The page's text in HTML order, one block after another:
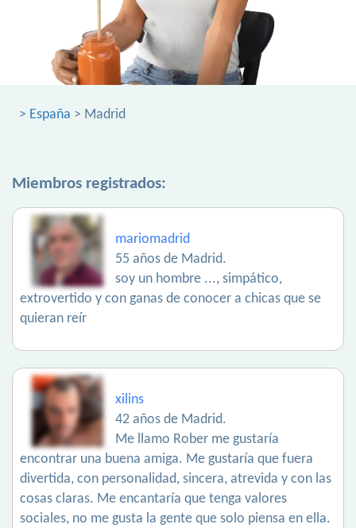
> España > Madrid
Miembros registrados:
mariomadrid
55 años de Madrid.
soy un hombre ..., simpático,
extrovertido y con ganas de conocer a chicas que se
quieran reír
xilins
42 años de Madrid.
Me llamo Rober me gustaría
encontrar una buena amiga. Me gustaría que fuera
divertida, con personalidad, sincera, atrevida y con las
cosas claras. Me encantaría que tenga valores
sociales, no me gusta la gente que solo piensa en ella.